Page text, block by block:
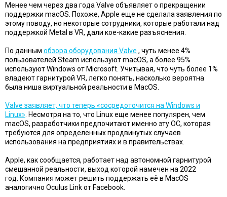
Менее чем через два года Valve объявляет о прекращении
поддержки macOS. Похоже, Apple еще не сделала заявления по
этому поводу, но некоторые сотрудники, которые работали над
поддержкой Metal в VR, дали кое-какие разъяснения.
По данным обзора оборудования Valve , чуть менее 4%
пользователей Steam используют macOS, а более 95%
используют Windows от Microsoft. Учитывая, что чуть более 1%
владеют гарнитурой VR, легко понять, насколько вероятна
была ниша виртуальной реальности в MacOS.
Valve заявляет, что теперь «сосредоточится на Windows и
Linux». Несмотря на то, что Linux еще менее популярен, чем
macOS, разработчики предпочитают именно эту ОС, которая
требуются для определенных продвинутых случаев
использования на предприятиях и в правительствах.
Apple, каксообщается, работает над автономной гарнитурой
смешанной реальности, выход которой намечен на 2022
год. Компания может решить поддержать её в MacOS
аналогично Oculus Linkот Facebook.